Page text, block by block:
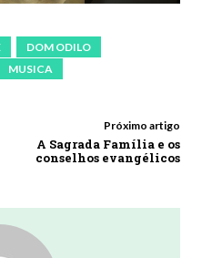
DOM ODILO
MUSICA
Próximo artigo
A Sagrada Família e os
conselhos evangélicos